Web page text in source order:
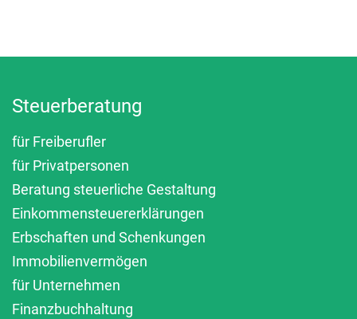
Steuerberatung
für Freiberufler
für Privatpersonen
Beratung steuerliche Gestaltung
Einkommensteuererklärungen
Erbschaften und Schenkungen
Immobilienvermögen
für Unternehmen
Finanzbuchhaltung